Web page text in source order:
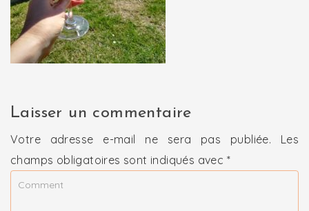
Laisser un commentaire
Votre adresse e-mail ne sera pas publiée.
Les
champs obligatoires sont indiqués avec *